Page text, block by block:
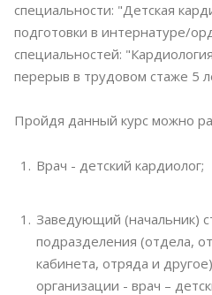
специальности: "Детская
подготовки в интернатуре/
специальностей:
перерыв в трудовом стаже 5
Пройдя данный курс можно
Врач - детский кардиолог;
Заведующий (начальник)
подразделения (отдела,
кабинета, отряда и
организации - врач –